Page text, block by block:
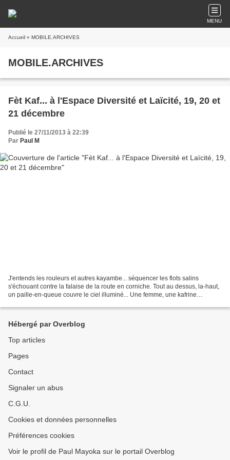
MENU
Accueil » MOBILE.ARCHIVES
MOBILE.ARCHIVES
Fèt Kaf... à l'Espace Diversité et Laïcité, 19, 20 et
21 décembre
Publié le 27/11/2013 à 22:39
Par Paul M
J'entends les rouleurs et autres kayambe... séquencer les flots salins
s'échouant contre la falaise de la route en corniche. Tout au dessus, la-haut,
un paille-en-queue couvre le ciel illuminé... Une femme, une kafrine
Hébergé par Overblog
Top articles
Pages
Contact
Signaler un abus
C.G.U.
Cookies et données personnelles
Préférences cookies
Voir le profil de Paul Mayoka sur le portail Overblog